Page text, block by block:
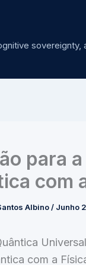
sovereignty,
para
com
Albino / Junho
com a